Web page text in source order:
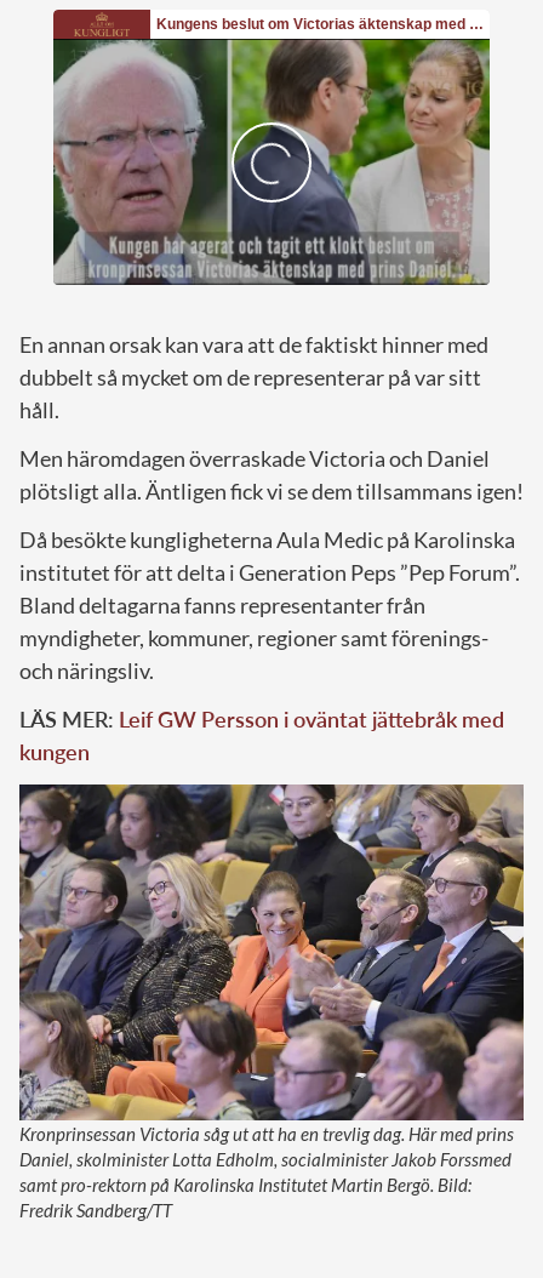
En annan orsak kan vara att de faktiskt hinner med
dubbelt så mycket om de representerar på var sitt
håll.
Men häromdagen överraskade Victoria och Daniel
plötsligt alla. Äntligen fick vi se dem tillsammans igen!
Då besökte kungligheterna Aula Medic på Karolinska
institutet för att delta i Generation Peps ”Pep Forum”.
Bland deltagarna fanns representanter från
myndigheter, kommuner, regioner samt förenings-
och näringsliv.
LÄS MER: Leif GW Persson i oväntat jättebråk med
kungen
Kronprinsessan Victoria såg ut att ha en trevlig dag. Här med prins
Daniel, skolminister Lotta Edholm, socialminister Jakob Forssmed
samt pro-rektorn på Karolinska Institutet Martin Bergö. Bild:
Fredrik Sandberg/TT